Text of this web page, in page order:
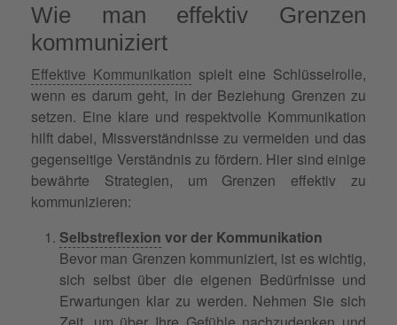
Wie man effektiv Grenzen
kommuniziert
Effektive Kommunikation spielt eine Schlüsselrolle,
wenn es darum geht, in der Beziehung Grenzen zu
setzen. Eine klare und respektvolle Kommunikation
hilft dabei, Missverständnisse zu vermeiden und das
gegenseitige Verständnis zu fördern. Hier sind einige
bewährte Strategien, um Grenzen effektiv zu
kommunizieren:
Selbstreflexion vor der Kommunikation
Bevor man Grenzen kommuniziert, ist es wichtig,
sich selbst über die eigenen Bedürfnisse und
Erwartungen klar zu werden. Nehmen Sie sich